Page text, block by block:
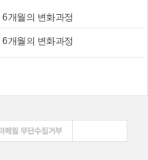
개월의 변화과정
개월의 변화과정